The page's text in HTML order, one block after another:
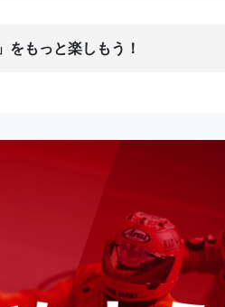
をもっと楽しもう！